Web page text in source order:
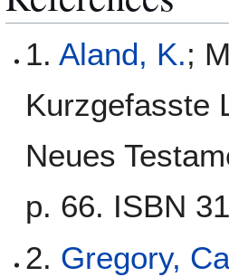
1. Aland, K.;
Kurzgefasste
Neues
p. 66. ISBN
2. Gregory,